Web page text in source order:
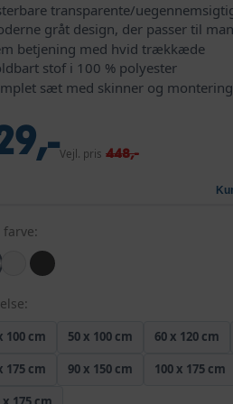
transparente/
gråt design, der passer til
betjening med hvid trækkæde
stof i 100 % polyester
sæt med skinner og
Vejl. pris 448,-
100 cm 50 x 100 cm 60 x 120 cm
175 cm
90 x 150 cm 100 x 175 cm